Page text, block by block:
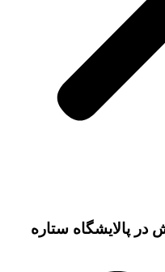
در پالایشگاه ستاره